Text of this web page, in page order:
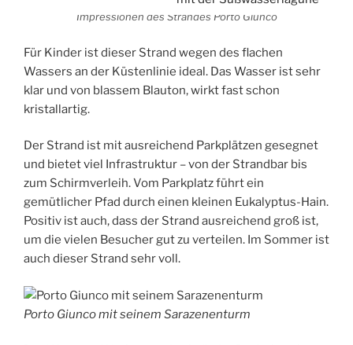
Impressionen des Strandes Porto Giunco
Für Kinder ist dieser Strand wegen des flachen
Wassers an der Küstenlinie ideal. Das Wasser ist sehr
klar und von blassem Blauton, wirkt fast schon
kristallartig.
Der Strand ist mit ausreichend Parkplätzen gesegnet
und bietet viel Infrastruktur – von der Strandbar bis
zum Schirmverleih. Vom Parkplatz führt ein
gemütlicher Pfad durch einen kleinen Eukalyptus-Hain.
Positiv ist auch, dass der Strand ausreichend groß ist,
um die vielen Besucher gut zu verteilen. Im Sommer ist
auch dieser Strand sehr voll.
Porto Giunco mit seinem Sarazenenturm